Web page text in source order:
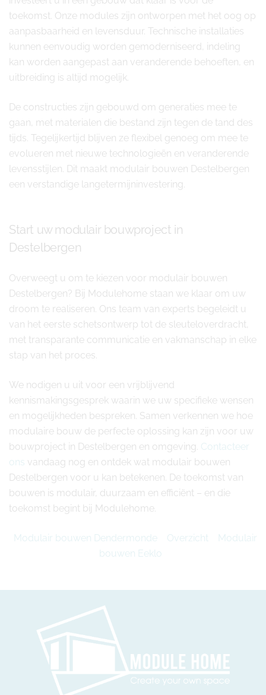
toekomst. Onze modules zijn ontworpen met het oog op
aanpasbaarheid en levensduur. Technische installaties
kunnen eenvoudig worden gemoderniseerd, indeling
kan worden aangepast aan veranderende behoeften, en
uitbreiding is altijd mogelijk.
De constructies zijn gebouwd om generaties mee te
gaan, met materialen die bestand zijn tegen de tand des
tijds. Tegelijkertijd blijven ze flexibel genoeg om mee te
evolueren met nieuwe technologieën en veranderende
levensstijlen. Dit maakt modulair bouwen Destelbergen
een verstandige langetermijninvestering.
Start uw modulair bouwproject in
Destelbergen
Overweegt u om te kiezen voor modulair bouwen
Destelbergen? Bij Modulehome staan we klaar om uw
droom te realiseren. Ons team van experts begeleidt u
van het eerste schetsontwerp tot de sleuteloverdracht,
met transparante communicatie en vakmanschap in elke
stap van het proces.
We nodigen u uit voor een vrijblijvend
kennismakingsgesprek waarin we uw specifieke wensen
en mogelijkheden bespreken. Samen verkennen we hoe
modulaire bouw de perfecte oplossing kan zijn voor uw
bouwproject in Destelbergen en omgeving. Contacteer
ons vandaag nog en ontdek wat modulair bouwen
Destelbergen voor u kan betekenen. De toekomst van
bouwen is modulair, duurzaam en efficiënt – en die
toekomst begint bij Modulehome.
Modulair bouwen Dendermonde Overzicht
Modulair
bouwen Eeklo